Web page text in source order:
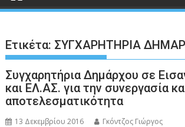
Ετικέτα: ΣΥΓΧΑΡΗΤΗΡΙΑ
Συγχαρητήρια Δημάρχου σε
και ΕΛ.ΑΣ. για την συνεργασία
αποτελεσματικότητα
13 Δεκεμβρίου 2016 Γκόντζος Γιώργος